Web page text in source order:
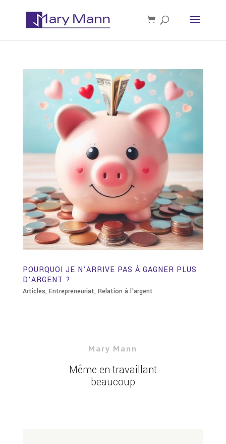
POURQUOI JE N’ARRIVE PAS À GAGNER PLUS
D’ARGENT ?
Articles, Entrepreneuriat, Relation à l'argent
Mary Mann
Même en travaillant
beaucoup